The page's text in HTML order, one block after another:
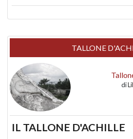
TALLONE
di
IL TALLONE D'ACHILLE